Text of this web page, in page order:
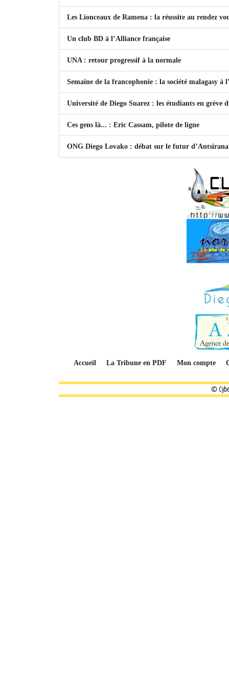
Les Lionceaux de Ramena : la réussite au rendez
Un club BD à l’Alliance française
UNA : retour progressif à la normale
Semaine de la francophonie : la société malagasy à
Université de Diego Suarez : les étudiants en grève
Ces gens là... : Eric Cassam, pilote de ligne
ONG Diego Lovako : débat sur le futur
Accueil La Tribune en PDF Mon compte
©